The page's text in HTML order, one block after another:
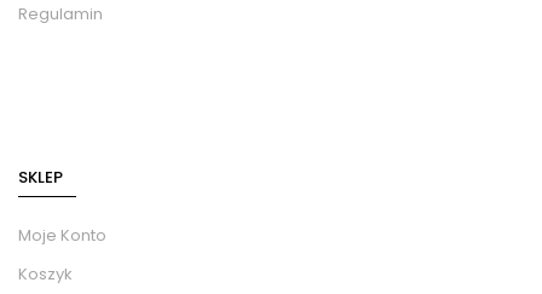
Regulamin
SKLEP
Moje Konto
Koszyk